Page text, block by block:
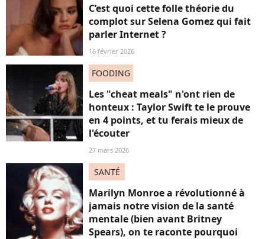
C’est quoi cette folle théorie du
complot sur Selena Gomez qui fait
parler Internet ?
16 février 2026
FOODING
Les "cheat meals" n'ont rien de
honteux : Taylor Swift te le prouve
en 4 points, et tu ferais mieux de
l'écouter
27 mars 2026
SANTÉ
Marilyn Monroe a révolutionné à
jamais notre vision de la santé
mentale (bien avant Britney
Spears), on te raconte pourquoi